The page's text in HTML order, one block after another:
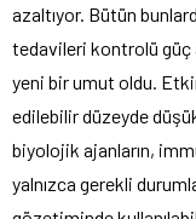
azaltıyor. Bütün
tedavileri kontrolü güç
yeni bir umut oldu.
edilebilir düzeyde
biyolojik ajanların,
yalnızca gerekli